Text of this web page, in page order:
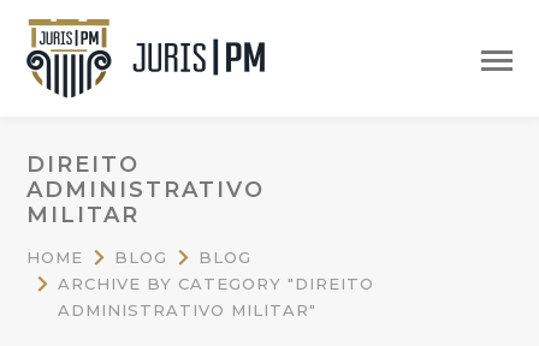
DIREITO
ADMINISTRATIVO
MILITAR
HOME BLOG
BLOG
ARCHIVE BY CATEGORY "DIREITO
ADMINISTRATIVO MILITAR"